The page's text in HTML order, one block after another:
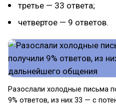
третье — 33 ответа;
четвертое — 9 ответов.
Разослали холодные письма
9% ответов, из них 33 — с